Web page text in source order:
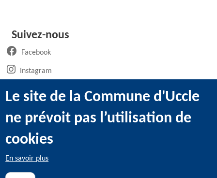
Suivez-nous
Facebook(ouvre un nouvel onglet)
Instagram(ouvre un nouvel onglet)
LinkedIn
Youtube(ouvre un nouvel onglet)
@2022 Administration communale d’Uccle -
Le site de la Commune d'Uccle
ne prévoit pas l’utilisation de
cookies
En savoir plus